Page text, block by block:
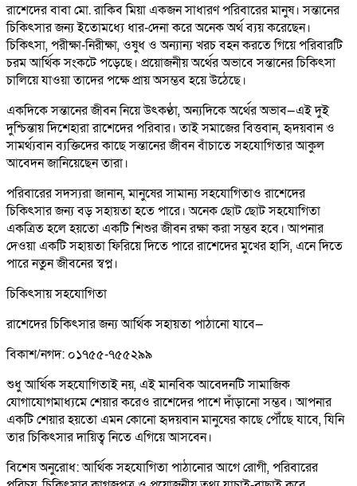
রাশেদের বাবা মো. রাকিব মিয়া একজন সাধারণ পরিবারের মানুষ। সন্তানের
চিকিৎসার জন্য ইতোমধ্যে ধার-দেনা করে অনেক অর্থ ব্যয় করেছেন।
চিকিৎসা, পরীক্ষা-নিরীক্ষা, ওষুধ ও অন্যান্য খরচ বহন করতে গিয়ে পরিবারটি
চরম আর্থিক সংকটে পড়েছে। প্রয়োজনীয় অর্থের অভাবে সন্তানের চিকিৎসা
চালিয়ে যাওয়া তাদের পক্ষে প্রায় অসম্ভব হয়ে উঠেছে।
একদিকে সন্তানের জীবন নিয়ে উৎকণ্ঠা, অন্যদিকে অর্থের অভাব—এই দুই
দুশ্চিন্তায় দিশেহারা রাশেদের পরিবার। তাই সমাজের বিত্তবান, হৃদয়বান ও
সামর্থ্যবান ব্যক্তিদের কাছে সন্তানের জীবন বাঁচাতে সহযোগিতার আকুল
আবেদন জানিয়েছেন তারা।
পরিবারের সদস্যরা জানান, মানুষের সামান্য সহযোগিতাও রাশেদের
চিকিৎসার জন্য বড় সহায়তা হতে পারে। অনেক ছোট ছোট সহযোগিতা
একত্রিত হলে হয়তো একটি শিশুর জীবন রক্ষা করা সম্ভব হবে। আপনার
দেওয়া একটি সহায়তা ফিরিয়ে দিতে পারে রাশেদের মুখের হাসি, এনে দিতে
পারে নতুন জীবনের স্বপ্ন।
চিকিৎসায় সহযোগিতা
রাশেদের চিকিৎসার জন্য আর্থিক সহায়তা পাঠানো যাবে—
বিকাশ/নগদ: ০১৭৫৫-৭৫৫২৯৯
শুধু আর্থিক সহযোগিতাই নয়, এই মানবিক আবেদনটি সামাজিক
যোগাযোগমাধ্যমে শেয়ার করেও রাশেদের পাশে দাঁড়ানো সম্ভব। আপনার
একটি শেয়ার হয়তো এমন কোনো হৃদয়বান মানুষের কাছে পৌঁছে যাবে, যিনি
তার চিকিৎসার দায়িত্ব নিতে এগিয়ে আসবেন।
বিশেষ অনুরোধ: আর্থিক সহযোগিতা পাঠানোর আগে রোগী, পরিবারের